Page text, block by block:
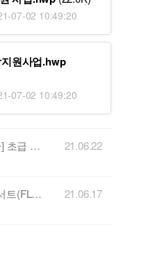
07-02 10:49:20
원사업.hwp
07-02 10:49:20
[어쿠스틱 기타] 초급 교육 수강생 모집 21.06.22
라이브미니콘서트(FLL) 6/18 방송 휴방 안내 21.06.17